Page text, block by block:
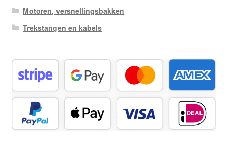
Motoren, versnellingsbakken
Trekstangen en kabels